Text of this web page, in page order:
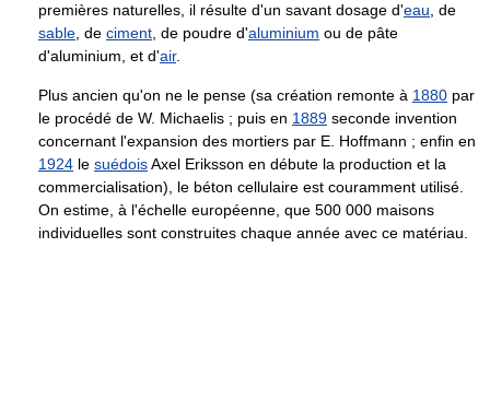
premières naturelles, il résulte d'un savant dosage d'eau , de
sable , de ciment , de poudre d'aluminium ou de pâte
d'aluminium, et d'air.
Plus ancien qu'on ne le pense (sa création remonte à 1880 par
le procédé de W. Michaelis ; puis en 1889 seconde invention
concernant l'expansion des mortiers par E. Hoffmann ; enfin en
1924 le suédoisAxel Eriksson en débute la production et la
commercialisation), le béton cellulaire est couramment utilisé.
On estime, à l'échelle européenne, que 500 000 maisons
individuelles sont construites chaque année avec ce matériau.